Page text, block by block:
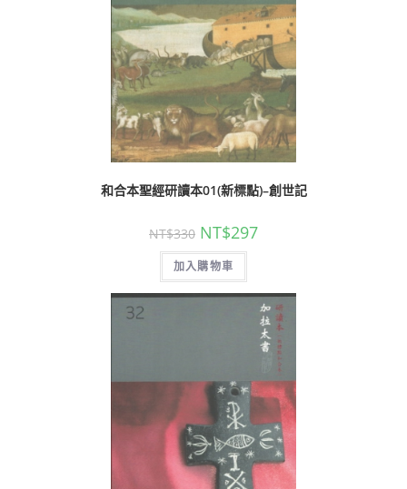
和合本聖經研讀本01(新標點)–創世記
NT$330 NT$297
加入購物車